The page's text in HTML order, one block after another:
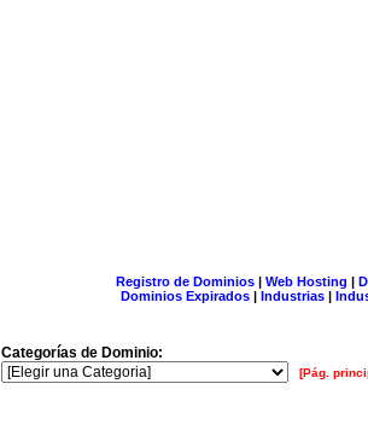
Registro de Dominios| Web Hosting |
Dominios Expirados | Industrias |
Categorías de Dominio:
[Pág.